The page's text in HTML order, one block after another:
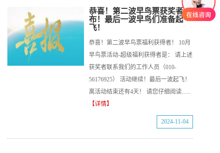
恭喜！第二波早鸟票获奖者公
布！最后一波早鸟们准备起
飞！
恭喜！第二波早鸟票福利获得者！ 10月
早鸟票活动-超级福利获得者是： 请上述
获奖者联系我们的工作人员（010-
56176925） 活动继续！最后一波起飞！
离活动结束还有4天！ 请您仔细阅读......
【详情】
2024-11-04